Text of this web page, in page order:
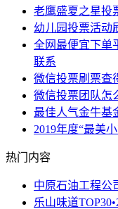
老鹰盛夏之星投
幼儿园投票活动
全网最便宜下单
联系
微信投票刷票查
微信投票团队怎
最佳人气金牛基
2019年度“最美
热门内容
中原石油工程公
乐山味道